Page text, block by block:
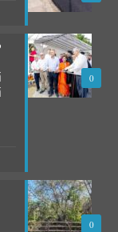
0
0